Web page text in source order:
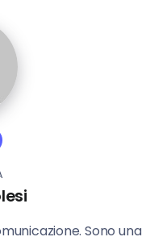
Sono una